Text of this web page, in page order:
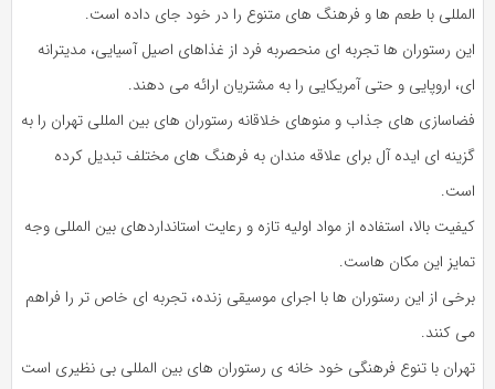
المللی با طعم‌ ها و فرهنگ‌ های متنوع را در خود جای داده است.
این رستوران‌ ها تجربه‌ ای منحصربه‌ فرد از غذاهای اصیل آسیایی، مدیترانه‌
ای، اروپایی و حتی آمریکایی را به مشتریان ارائه می‌ دهند.
فضاسازی‌ های جذاب و منوهای خلاقانه رستوران‌ های بین‌ المللی تهران را به
گزینه‌ ای ایده‌ آل برای علاقه‌ مندان به فرهنگ‌ های مختلف تبدیل کرده
است.
کیفیت بالا، استفاده از مواد اولیه تازه و رعایت استانداردهای بین‌ المللی وجه
تمایز این مکان‌ هاست.
برخی از این رستوران‌ ها با اجرای موسیقی زنده، تجربه‌ ای خاص‌ تر را فراهم
می‌ کنند.
تهران با تنوع فرهنگی خود خانه‌ ی رستوران‌ های بین‌ المللی بی‌ نظیری است